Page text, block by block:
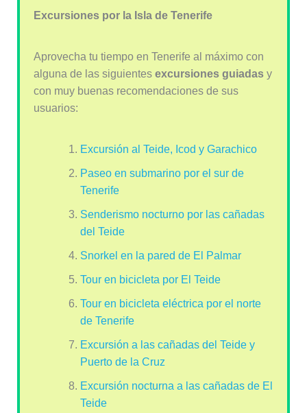
Excursiones por la Isla de Tenerife
Aprovecha tu tiempo en Tenerife al máximo con
alguna de las siguientes excursiones guiadasy
con muy buenas recomendaciones de sus
usuarios:
Excursión al Teide, Icod y Garachico
Paseo en submarino por el sur de
Tenerife
Senderismo nocturno por las cañadas
del Teide
Snorkel en la pared de El Palmar
Tour en bicicleta por El Teide
Tour en bicicleta eléctrica por el norte
de Tenerife
Excursión a las cañadas del Teide y
Puerto de la Cruz
Excursión nocturna a las cañadas de El
Teide